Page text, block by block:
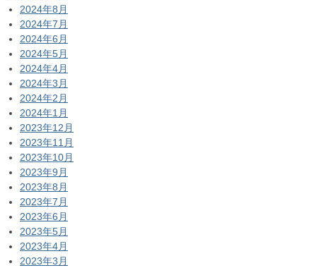
2024年8月
2024年7月
2024年6月
2024年5月
2024年4月
2024年3月
2024年2月
2024年1月
2023年12月
2023年11月
2023年10月
2023年9月
2023年8月
2023年7月
2023年6月
2023年5月
2023年4月
2023年3月